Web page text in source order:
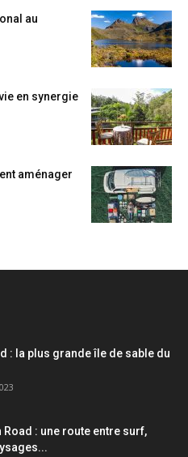
au
en synergie
aménager
: la plus grande île de sable du
Road : une route entre surf,